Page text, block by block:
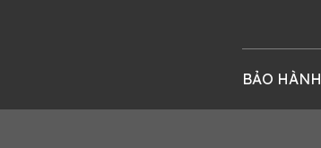
BẢO HÀNH